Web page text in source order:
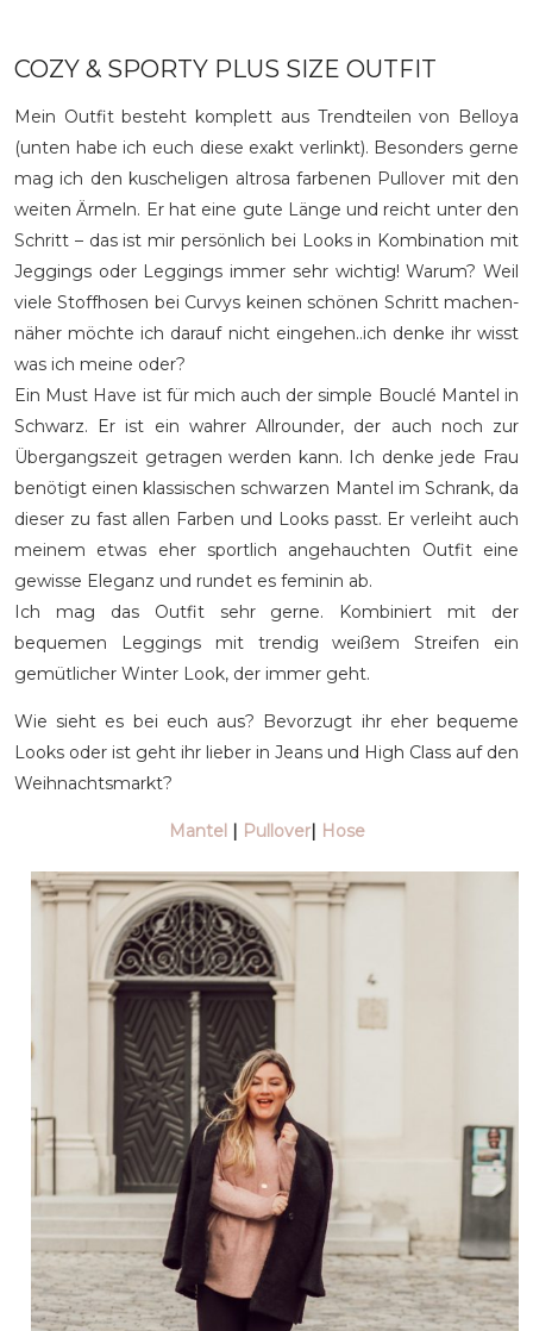
COZY & SPORTY PLUS SIZE OUTFIT
Mein Outfit besteht komplett aus Trendteilen von Belloya
(unten habe ich euch diese exakt verlinkt). Besonders gerne
mag ich den kuscheligen altrosa farbenen Pullover mit den
weiten Ärmeln. Er hat eine gute Länge und reicht unter den
Schritt – das ist mir persönlich bei Looks in Kombination mit
Jeggings oder Leggings immer sehr wichtig! Warum? Weil
viele Stoffhosen bei Curvys keinen schönen Schritt machen-
näher möchte ich darauf nicht eingehen..ich denke ihr wisst
was ich meine oder?
Ein Must Have ist für mich auch der simple Bouclé Mantel in
Schwarz. Er ist ein wahrer Allrounder, der auch noch zur
Übergangszeit getragen werden kann. Ich denke jede Frau
benötigt einen klassischen schwarzen Mantel im Schrank, da
dieser zu fast allen Farben und Looks passt. Er verleiht auch
meinem etwas eher sportlich angehauchten Outfit eine
gewisse Eleganz und rundet es feminin ab.
Ich mag das Outfit sehr gerne. Kombiniert mit der
bequemen Leggings mit trendig weißem Streifen ein
gemütlicher Winter Look, der immer geht.
Wie sieht es bei euch aus? Bevorzugt ihr eher bequeme
Looks oder ist geht ihr lieber in Jeans und High Class auf den
Weihnachtsmarkt?
Mantel | Pullover| Hose